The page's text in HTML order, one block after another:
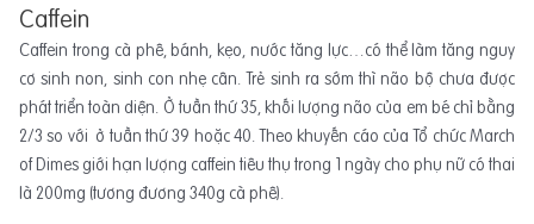
Caffein
Caffein trong cà phê, bánh, kẹo, nước tăng lực…có thể làm tăng nguy
cơ sinh non, sinh con nhẹ cân. Trẻ sinh ra sớm thì não bộ chưa được
phát triển toàn diện. Ở tuần thứ 35, khối lượng não của em bé chỉ bằng
2/3 so với ở tuần thứ 39 hoặc 40. Theo khuyến cáo của Tổ chức March
of Dimes giới hạn lượng caffein tiêu thụ trong 1 ngày cho phụ nữ có thai
là 200mg (tương đương 340g cà phê).